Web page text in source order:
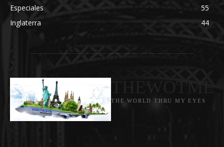
Especiales
55
Inglaterra
44
THE WORLD THRU MY EYES